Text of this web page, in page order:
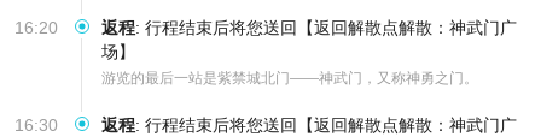
16:20 返程: 行程结束后将您送回【返回解散点解散：神武门广
场】
游览的最后一站是紫禁城北门——神武门，又称神勇之门。
16:30 返程: 行程结束后将您送回【返回解散点解散：神武门广